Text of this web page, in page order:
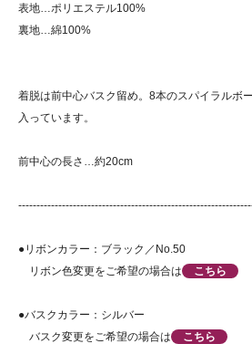
表地…ポリエステル100%
裏地…綿100%
着脱は前中心バスク留め。8本のスパイラルボ
入っています。
前中心の長さ…約20cm
●リボンカラー：ブラック／No.50
リボン色変更をご希望の場合はこちら
●バスクカラー：シルバー
バスク変更をご希望の場合はこちら